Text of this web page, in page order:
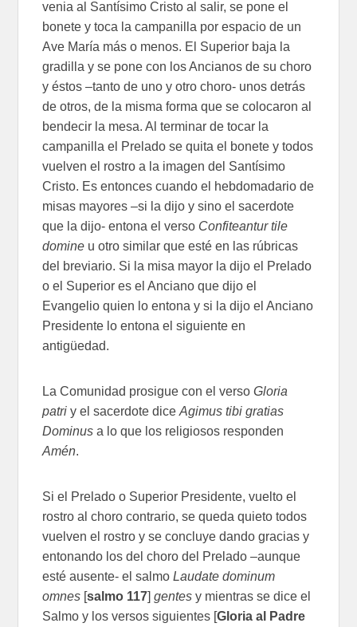
venia al Santísimo Cristo al salir, se pone el
bonete y toca la campanilla por espacio de un
Ave María más o menos. El Superior baja la
gradilla y se pone con los Ancianos de su choro
y éstos –tanto de uno y otro choro- unos detrás
de otros, de la misma forma que se colocaron al
bendecir la mesa. Al terminar de tocar la
campanilla el Prelado se quita el bonete y todos
vuelven el rostro a la imagen del Santísimo
Cristo. Es entonces cuando el hebdomadario de
misas mayores –si la dijo y sino el sacerdote
que la dijo- entona el verso Confiteantur tile
domine u otro similar que esté en las rúbricas
del breviario. Si la misa mayor la dijo el Prelado
o el Superior es el Anciano que dijo el
Evangelio quien lo entona y si la dijo el Anciano
Presidente lo entona el siguiente en
antigüedad.
La Comunidad prosigue con el versoGloria
patri y el sacerdote diceAgimus tibi gratias
Dominus a lo que los religiosos responden
Amén.
Si el Prelado o Superior Presidente, vuelto el
rostro al choro contrario, se queda quieto todos
vuelven el rostro y se concluye dando gracias y
entonando los del choro del Prelado –aunque
esté ausente- el salmoLaudate dominum
omnes [salmo 117] gentes y mientras se dice el
Salmo y los versos siguientes [Gloria al Padre